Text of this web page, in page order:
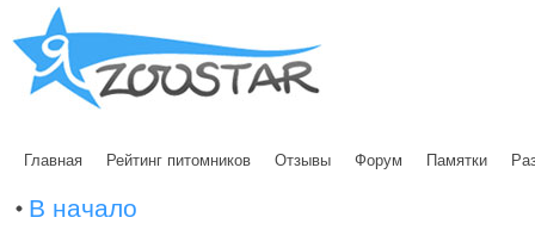
Главная Рейтинг питомников Отзывы Форум Памятки
В начало